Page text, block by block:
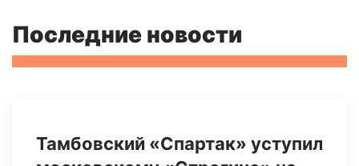
Последние новости
Тамбовский «Спартак» уступил